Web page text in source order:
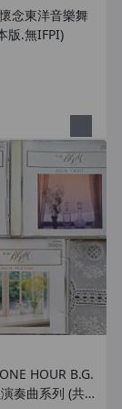
念東洋音樂舞
版.無IFPI)
HOUR B.G.
奏曲系列 (共3